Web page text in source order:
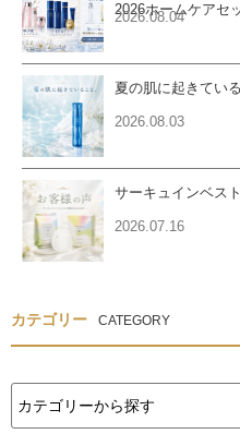
2026ホームケアセ
2026.08.04
夏の肌に起きてい
2026.08.03
サーキュインベス
2026.07.16
カテゴリー CATEGORY